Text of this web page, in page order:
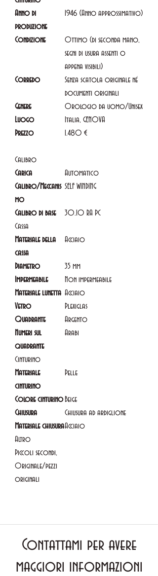
Anno di
produzione
1946 (Anno approssimativo)
Condizione
Ottimo (di seconda mano,
segni di usura assenti o
appena visibili)
Corredo
Senza scatola originale né
documenti originali
Genere
Orologio da uomo/Unisex
Luogo
Italia, GENOVA
Prezzo
1.480 €
Calibro
Carica
Automatico
Calibro/Meccanis
mo
SELF WINDING
Calibro di base
30.10 RA PC
Cassa
Materiale della
cassa
Acciaio
Diametro
35 mm
Impermeabile
Non impermeabile
Materiale lunetta Acciaio
Vetro
Plexiglas
Quadrante
Argento
Numeri sul
quadrante
Arabi
Cinturino
Materiale
cinturino
Pelle
Colore cinturino Beige
Chiusura
Chiusura ad ardiglione
Materiale chiusuraAcciaio
Altro
Piccoli secondi,
Originale/pezzi
originali
Contattami per avere
maggiori informazioni